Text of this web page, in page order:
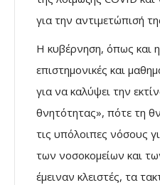
για την αντιμετώπισή
Η κυβέρνηση, όπως και
επιστημονικές και
για να καλύψει την
θνητότητας», πότε τη
τις υπόλοιπες νόσους
των νοσοκομείων και
έμειναν κλειστές, τα